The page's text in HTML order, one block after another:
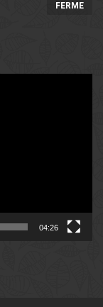
FERME
04:26